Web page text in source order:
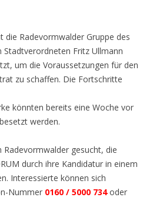
die Radevormwalder Gruppe des
Stadtverordneten Fritz Ullmann
um die Voraussetzungen für den
zu schaffen. Die Fortschritte
könnten bereits eine Woche vor
werden.
gesucht, die
durch ihre Kandidatur in einem
Interessierte können sich
Nummer 0160 / 5000 734oder